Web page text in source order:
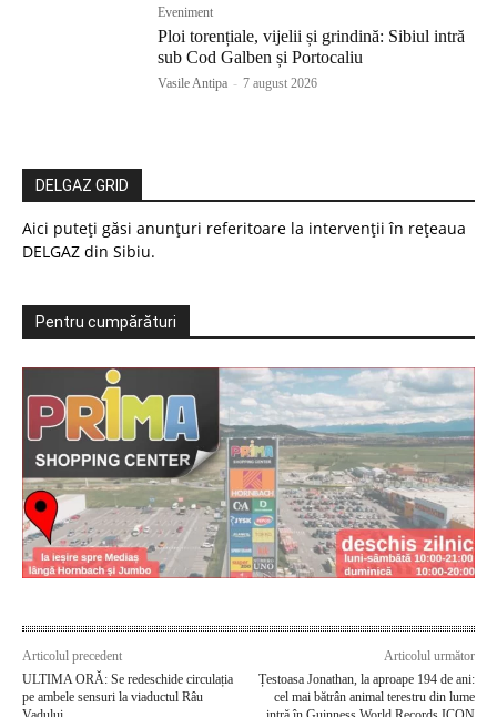
Eveniment
Ploi torențiale, vijelii și grindină: Sibiul intră
sub Cod Galben și Portocaliu
Vasile Antipa - 7 august 2026
DELGAZ GRID
Aici puteți găsi anunțuri referitoare la intervenții în rețeaua
DELGAZ din Sibiu.
Pentru cumpărături
Articolul precedent
ULTIMA ORĂ: Se redeschide circulația
pe ambele sensuri la viaductul Râu
Articolul următor
Țestoasa Jonathan, la aproape 194 de ani:
cel mai bătrân animal terestru din lume